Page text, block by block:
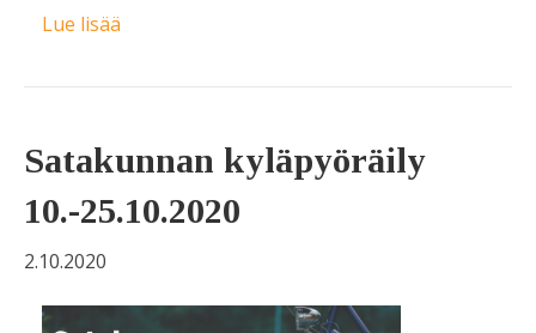
Lue lisää
Satakunnan kyläpyöräily
10.-25.10.2020
2.10.2020